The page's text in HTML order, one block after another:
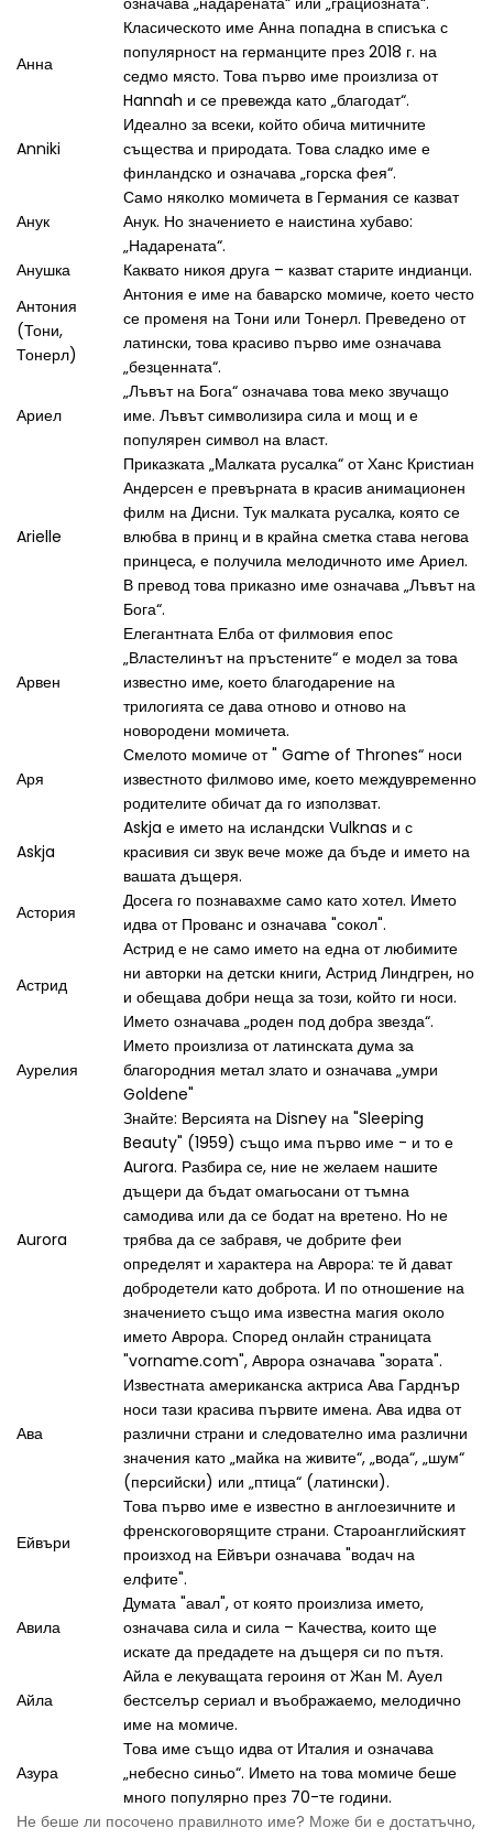
Анна
Класическото име Анна попадна в списъка с
популярност на германците през 2018 г. на
седмо място. Това първо име произлиза от
Hannah и се превежда като „благодат“.
Anniki
Идеално за всеки, който обича митичните
същества и природата. Това сладко име е
финландско и означава „горска фея“.
Анук
Само няколко момичета в Германия се казват
Анук. Но значението е наистина хубаво:
„Надарената“.
Анушка
Каквато никоя друга – казват старите индианци.
Антония
(Тони,
Тонерл)
Антония е име на баварско момиче, което често
се променя на Тони или Тонерл. Преведено от
латински, това красиво първо име означава
„безценната“.
Ариел
„Лъвът на Бога“ означава това меко звучащо
име. Лъвът символизира сила и мощ и е
популярен символ на власт.
Arielle
Приказката „Малката русалка“ от Ханс Кристиан
Андерсен е превърната в красив анимационен
филм на Дисни. Тук малката русалка, която се
влюбва в принц и в крайна сметка става негова
принцеса, е получила мелодичното име Ариел.
В превод това приказно име означава „Лъвът на
Бога“.
Арвен
Елегантната Елба от филмовия епос
„Властелинът на пръстените“ е модел за това
известно име, което благодарение на
трилогията се дава отново и отново на
новородени момичета.
Аря
Смелото момиче от " Game of Thrones“ носи
известното филмово име, което междувременно
родителите обичат да го използват.
Askja
Askja е името на исландски Vulknas и с
красивия си звук вече може да бъде и името на
вашата дъщеря.
Астория
Досега го познавахме само като хотел. Името
идва от Прованс и означава "сокол".
Астрид
Астрид е не само името на една от любимите
ни авторки на детски книги, Астрид Линдгрен, но
и обещава добри неща за този, който ги носи.
Името означава „роден под добра звезда“.
Аурелия
Името произлиза от латинската дума за
благородния метал злато и означава „умри
Goldene"
Aurora
Знайте: Версията на Disney на "Sleeping
Beauty" (1959) също има първо име - и то е
Aurora. Разбира се, ние не желаем нашите
дъщери да бъдат омагьосани от тъмна
самодива или да се бодат на вретено. Но не
трябва да се забравя, че добрите феи
определят и характера на Аврора: те й дават
добродетели като доброта. И по отношение на
значението също има известна магия около
името Аврора. Според онлайн страницата
"vorname.com", Аврора означава "зората".
Ава
Известната американска актриса Ава Гарднър
носи тази красива първите имена. Ава идва от
различни страни и следователно има различни
значения като „майка на живите“, „вода“, „шум“
(персийски) или „птица“ (латински).
Ейвъри
Това първо име е известно в англоезичните и
френскоговорящите страни. Староанглийският
произход на Ейвъри означава "водач на
елфите".
Авила
Думата "авал", от която произлиза името,
означава сила и сила – Качества, които ще
искате да предадете на дъщеря си по пътя.
Айла
Айла е лекуващата героиня от Жан М. Ауел
бестселър сериал и въображаемо, мелодично
име на момиче.
Азура
Това име също идва от Италия и означава
„небесно синьо“. Името на това момиче беше
много популярно през 70-те години.
Не беше ли посочено правилното име? Може би е достатъчно,